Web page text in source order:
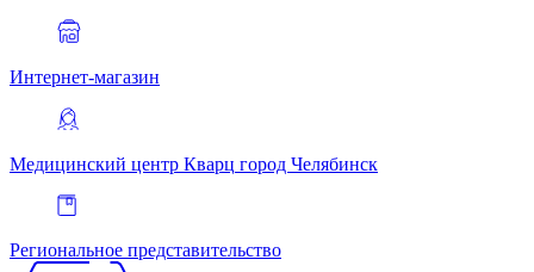
Интернет-магазин
Медицинский центр Кварц город Челябинск
Региональное представительство